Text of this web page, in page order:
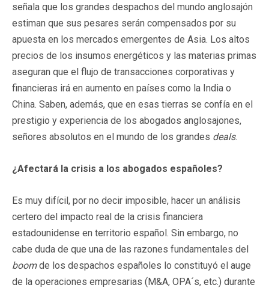
señala que los grandes despachos del mundo anglosajón
estiman que sus pesares serán compensados por su
apuesta en los mercados emergentes de Asia. Los altos
precios de los insumos energéticos y las materias primas
aseguran que el flujo de transacciones corporativas y
financieras irá en aumento en países como la India o
China. Saben, además, que en esas tierras se confía en el
prestigio y experiencia de los abogados anglosajones,
señores absolutos en el mundo de los grandes deals.
¿Afectará la crisis a los abogados españoles?
Es muy difícil, por no decir imposible, hacer un análisis
certero del impacto real de la crisis financiera
estadounidense en territorio español. Sin embargo, no
cabe duda de que una de las razones fundamentales del
boomde los despachos españoles lo constituyó el auge
de la operaciones empresarias (M&A, OPA´s, etc.) durante